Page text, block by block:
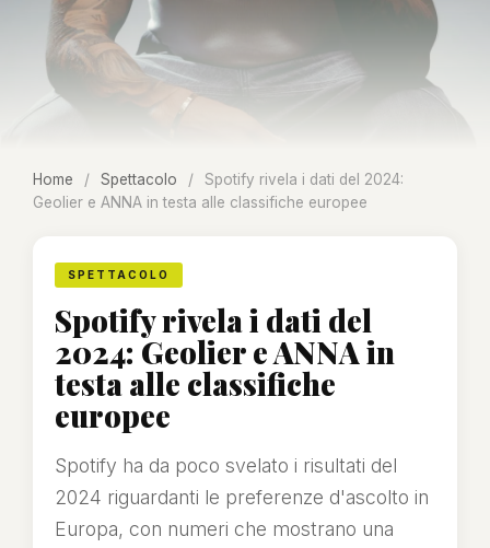
Home / Spettacolo /
Spotify rivela i dati del 2024:
Geolier e ANNA in testa alle classifiche europee
SPETTACOLO
Spotify rivela i dati del
2024: Geolier e ANNA in
testa alle classifiche
europee
Spotify ha da poco svelato i risultati del
2024 riguardanti le preferenze d'ascolto in
Europa, con numeri che mostrano una